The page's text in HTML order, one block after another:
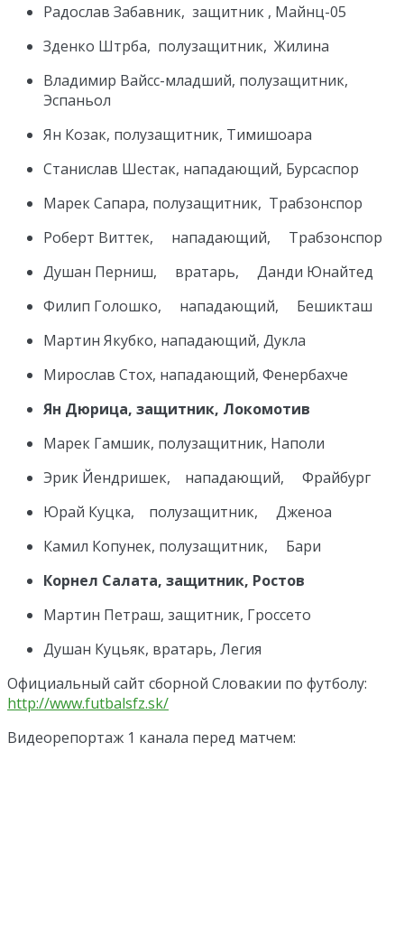
Радослав Забавник, защитник , Майнц-05
Зденко Штрба, полузащитник, Жилина
Владимир Вайсс-младший, полузащитник,
Эспаньол
Ян Козак, полузащитник, Тимишоара
Станислав Шестак, нападающий, Бурсаспор
Марек Сапара, полузащитник, Трабзонспор
Роберт Виттек, нападающий, Трабзонспор
Душан Перниш, вратарь, Данди Юнайтед
Филип Голошко, нападающий, Бешикташ
Мартин Якубко, нападающий, Дукла
Мирослав Стох, нападающий, Фенербахче
Ян Дюрица, защитник, Локомотив
Марек Гамшик, полузащитник, Наполи
Эрик Йендришек, нападающий, Фрайбург
Юрай Куцка, полузащитник, Дженоа
Камил Копунек, полузащитник, Бари
Корнел Салата, защитник, Ростов
Мартин Петраш, защитник, Гроссето
Душан Куцьяк, вратарь, Легия
Официальный сайт сборной Словакии по футболу:
http://www.futbalsfz.sk/
Видеорепортаж 1 канала перед матчем: